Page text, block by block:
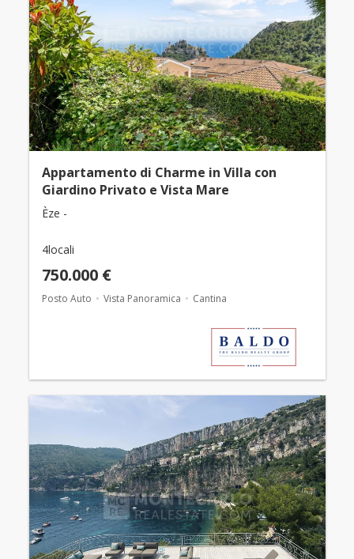
Appartamento di Charme in Villa con
Giardino Privato e Vista Mare
Èze -
4locali
750.000 €
Posto Auto Vista Panoramica Cantina